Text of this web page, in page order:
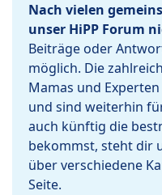
Nach vielen
unser HiPP Forum
Beiträge oder
möglich. Die
Mamas und
und sind weiterhin
auch künftig die
bekommst, steht dir
über verschiedene
Seite.